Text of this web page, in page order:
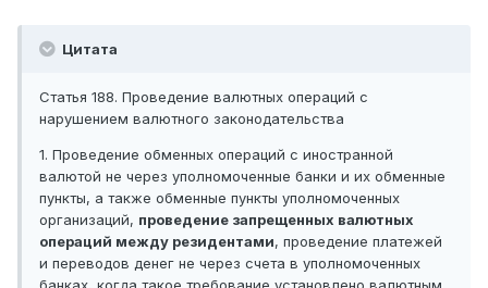
Цитата
Статья 188. Проведение валютных операций с
нарушением валютного законодательства
1. Проведение обменных операций с иностранной
валютой не через уполномоченные банки и их обменные
пункты, а также обменные пункты уполномоченных
организаций, проведение запрещенных валютных
операций между резидентами, проведение платежей
и переводов денег не через счета в уполномоченных